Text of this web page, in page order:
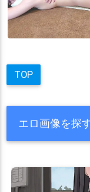
TOP
エロ画像を探